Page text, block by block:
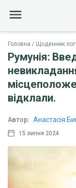
Головна Щоденник
Румунія:
відклали.
15 липня 2024
Автор: Анастасія